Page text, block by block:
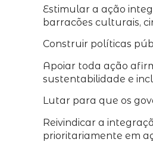
Estimular a ação
barracões culturais,
Construir políticas
Apoiar toda ação
sustentabilidade e
Lutar para que os
Reivindicar a
prioritariamente em